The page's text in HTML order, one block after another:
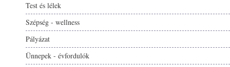
Test és lélek
Szépség - wellness
Pályázat
Ünnepek - évfordulók